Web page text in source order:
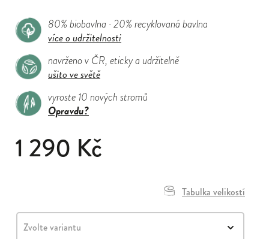
80% biobavlna · 20% recyklovaná bavlna
více o udržitelnosti
navrženo v ČR, eticky a udržitelně
ušito ve světě
vyroste 10 nových stromů
Opravdu?
1 290 Kč
Tabulka velikostí